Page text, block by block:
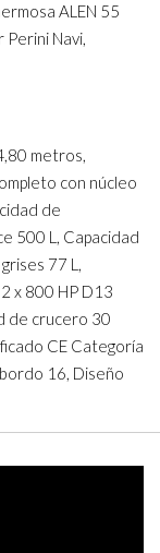
ALEN 55
Navi,
metros,
con núcleo
de
500 L, Capacidad
77 L,
x 800 HP D13
de crucero 30
CE Categoría
16, Diseño